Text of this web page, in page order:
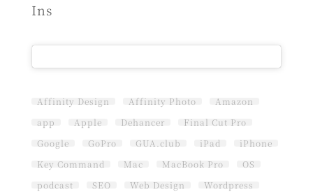
Ins
Affinity Design Affinity Photo
Amazon
app
Apple Dehancer
Final Cut Pro
Google
GoPro GUA.club iPad
iPhone
Key Command
Mac MacBook Pro
OS
podcast
SEO Web Design
Wordpress